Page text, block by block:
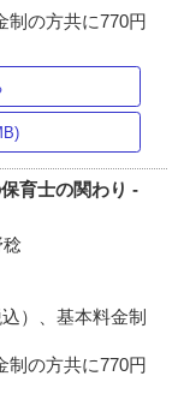
制の方共に770円
育士の関わり -
）、基本料金制
制の方共に770円